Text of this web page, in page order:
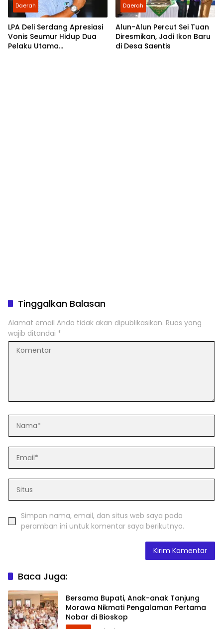
Daerah
LPA Deli Serdang Apresiasi
Vonis Seumur Hidup Dua
Pelaku Utama
Daerah
Alun-Alun Percut Sei Tuan
Diresmikan, Jadi Ikon Baru
di Desa Saentis
Tinggalkan Balasan
Alamat email Anda tidak akan dipublikasikan. Ruas yang
wajib ditandai *
Simpan nama, email, dan situs web saya pada
peramban ini untuk komentar saya berikutnya.
Baca Juga:
Bersama Bupati, Anak-anak Tanjung
Morawa Nikmati Pengalaman Pertama
Nobar di Bioskop